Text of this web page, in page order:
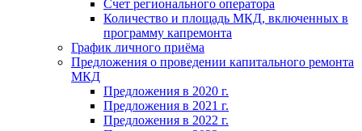
Счет регионального оператора
Количество и площадь МКД, включенных в
программу капремонта
График личного приёма
Предложения о проведении капитального ремонта
МКД
Предложения в 2020 г.
Предложения в 2021 г.
Предложения в 2022 г.